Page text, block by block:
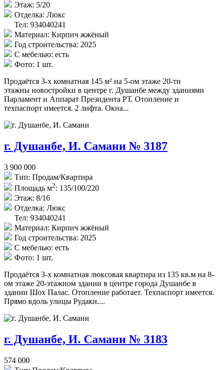
Этаж: 5/20
Отделка: Люкс
Тел: 934040241
Материал: Кирпич жжёный
Год строительства: 2025
С мебелью: есть
Фото: 1 шт.
Продаётся 3-х комнатная 145 м² на 5-ом этаже 20-ти
этажны новостройки в центре г. Душанбе между зданиями
Парламент и Аппарат Президента РТ. Отопление и
техпаспорт имеется. 2 лифта. Окна...
г. Душанбе, И. Самани № 3187
3 900 000
Тип: Продам/Квартира
Площадь м2: 135/100/220
Этаж: 8/16
Отделка: Люкс
Тел: 934040241
Материал: Кирпич жжёный
Год строительства: 2025
С мебелью: есть
Фото: 1 шт.
Продаётся 3-х комнатная люксовая квартира из 135 кв.м на 8-
ом этаже 20-этажном здании в центре города Душанбе в
здании Шох Палас. Отопление работает. Техпаспорт имеется.
Прямо вдоль улицы Рудаки....
г. Душанбе, И. Самани № 3183
574 000